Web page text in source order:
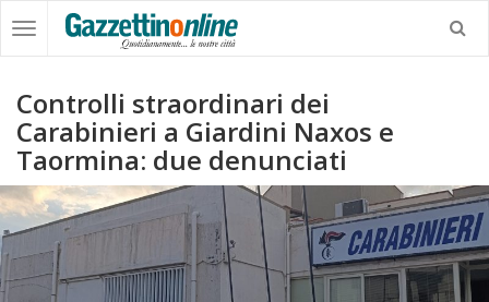
Controlli straordinari dei
Carabinieri a Giardini Naxos e
Taormina: due denunciati